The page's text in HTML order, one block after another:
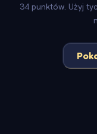
34 punktów. Użyj